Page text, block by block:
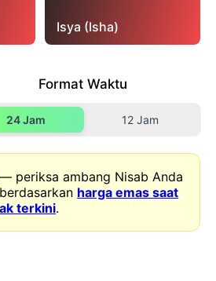
Isya (Isha)
Format Waktu
24 Jam 12 Jam
— periksa ambang Nisab Anda
harga emas saat
terkini.